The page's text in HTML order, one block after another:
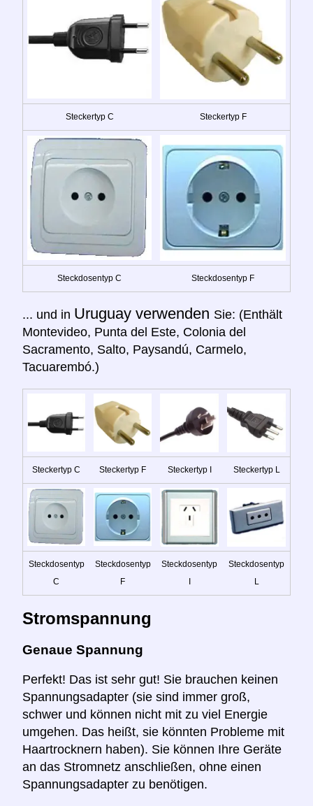
Steckertyp C Steckertyp F
Steckdosentyp C Steckdosentyp F
... und in Uruguay verwenden Sie: (Enthält
Montevideo, Punta del Este, Colonia del
Sacramento, Salto, Paysandú, Carmelo,
Tacuarembó.)
Steckertyp C Steckertyp F Steckertyp I Steckertyp L
Steckdosentyp
C
Steckdosentyp
F
Steckdosentyp
I
Steckdosentyp
L
Stromspannung
Genaue Spannung
Perfekt! Das ist sehr gut! Sie brauchen keinen
Spannungsadapter (sie sind immer groß,
schwer und können nicht mit zu viel Energie
umgehen. Das heißt, sie könnten Probleme mit
Haartrocknern haben). Sie können Ihre Geräte
an das Stromnetz anschließen, ohne einen
Spannungsadapter zu benötigen.